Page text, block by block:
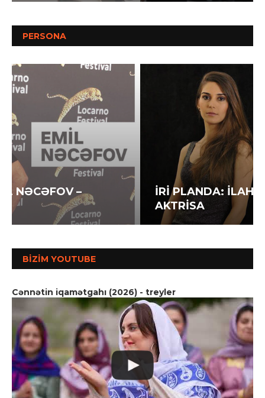
PERSONA
İRİ PLANDA: İLAHƏ HƏSƏNOVA –
AKTRİSA
BIZIM YOUTUBE
Cənnətin iqamətgahı (2026) - treyler